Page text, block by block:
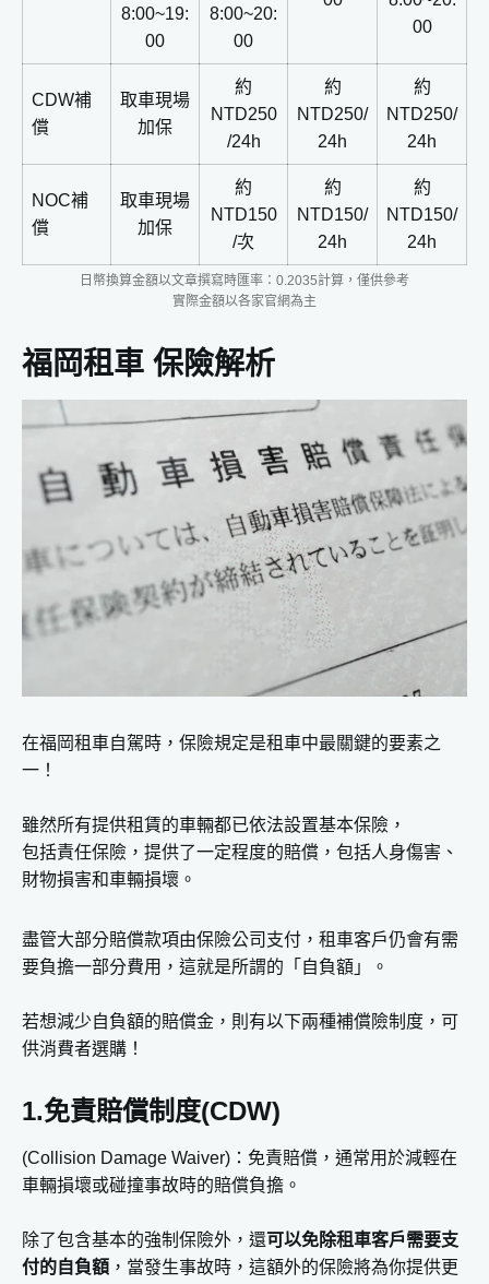
8:00~19:
00
8:00~20:
00
00
CDW補
償
取車現場
加保
約
NTD250
/24h
約
NTD250/
24h
約
NTD250/
24h
NOC補
償
取車現場
加保
約
NTD150
/次
約
NTD150/
24h
約
NTD150/
24h
日幣換算金額以文章撰寫時匯率：0.2035計算，僅供參考
實際金額以各家官網為主
福岡租車 保險解析
在福岡租車自駕時，保險規定是租車中最關鍵的要素之
一！
雖然所有提供租賃的車輛都已依法設置基本保險，
包括責任保險，提供了一定程度的賠償，包括人身傷害、
財物損害和車輛損壞。
盡管大部分賠償款項由保險公司支付，租車客戶仍會有需
要負擔一部分費用，這就是所謂的「自負額」。
若想減少自負額的賠償金，則有以下兩種補償險制度，可
供消費者選購！
1.免責賠償制度(CDW)
(Collision Damage Waiver)：免責賠償，通常用於減輕在
車輛損壞或碰撞事故時的賠償負擔。
除了包含基本的強制保險外，還可以免除租車客戶需要支
付的自負額 ，當發生事故時，這額外的保險將為你提供更